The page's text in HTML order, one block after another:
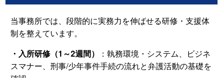
当事務所では、段階的に実務力を伸ばせる研修・支援体
制を整えています。
・入所研修（1～2週間）
：執務環境・システム、ビジネ
スマナー、刑事/少年事件手続の流れと弁護活動の基礎を